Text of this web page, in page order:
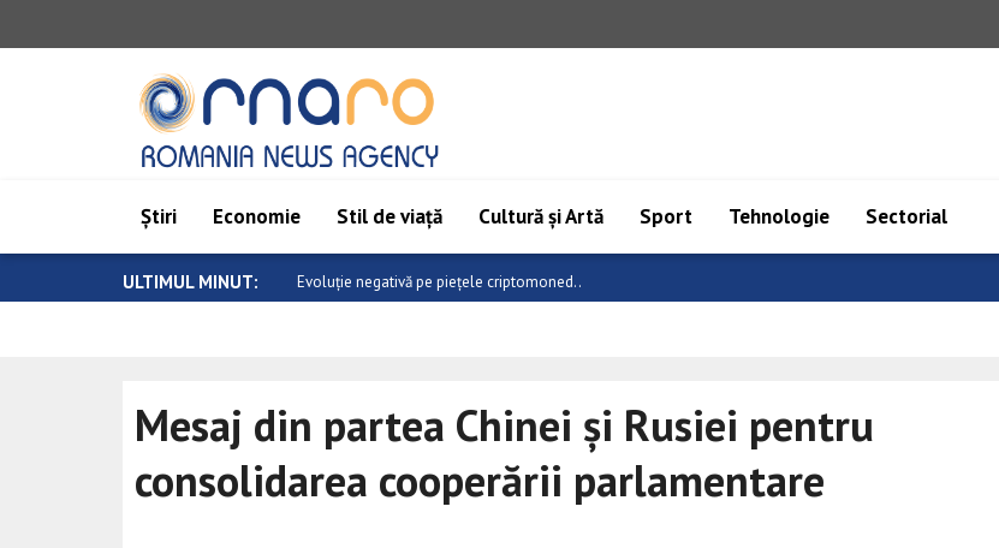
Știri Economie Stil de viață Cultură și Artă Sport Tehnologie Sectorial
ULTIMUL MINUT: Saar: Epoca de aur a relațiilor dintre C..
Mesaj din partea Chinei și Rusiei pentru
consolidarea cooperării parlamentare